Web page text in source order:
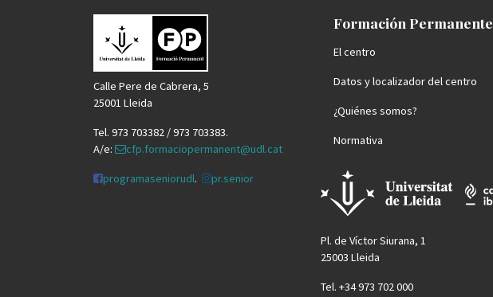
Calle Pere de Cabrera, 5
25001 Lleida
Tel. 973 703382 / 973 703383.
A/e:
cfp.formaciopermanent@udl.cat
Formación Permanente
El centro
Datos y localizador del centro
¿Quiénes somos?
Normativa
programaseniorudl. pr.senior
Pl. de Víctor Siurana, 1
25003 Lleida
Tel. +34 973 702 000